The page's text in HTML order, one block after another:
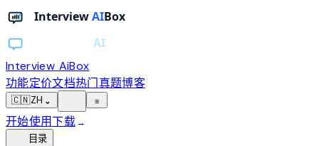
Interview AiBox
功能定价文档热门真题博客
🇨🇳ZH ⌄ ≡
开始使用下载→
目录